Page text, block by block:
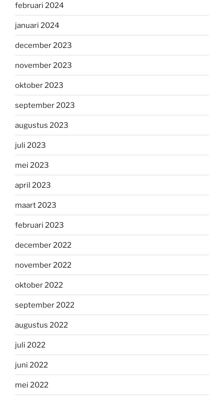
februari 2024
januari 2024
december 2023
november 2023
oktober 2023
september 2023
augustus 2023
juli 2023
mei 2023
april 2023
maart 2023
februari 2023
december 2022
november 2022
oktober 2022
september 2022
augustus 2022
juli 2022
juni 2022
mei 2022